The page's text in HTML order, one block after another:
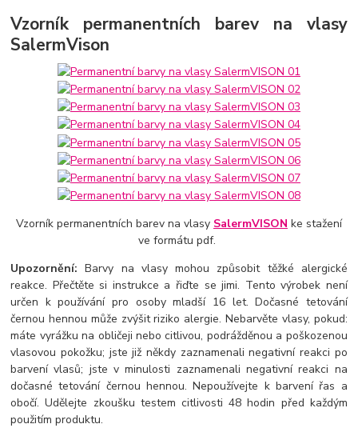
Vzorník permanentních barev na vlasy
SalermVison
Vzorník permanentních barev na vlasy SalermVISON ke stažení
ve formátu pdf.
Upozornění: Barvy na vlasy mohou způsobit těžké alergické
reakce. Přečtěte si instrukce a řiďte se jimi. Tento výrobek není
určen k používání pro osoby mladší 16 let. Dočasné tetování
černou hennou může zvýšit riziko alergie. Nebarvěte vlasy, pokud:
máte vyrážku na obličeji nebo citlivou, podrážděnou a poškozenou
vlasovou pokožku; jste již někdy zaznamenali negativní reakci po
barvení vlasů; jste v minulosti zaznamenali negativní reakci na
dočasné tetování černou hennou. Nepoužívejte k barvení řas a
obočí. Udělejte zkoušku testem citlivosti 48 hodin před každým
použitím produktu.